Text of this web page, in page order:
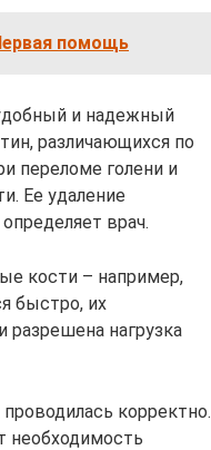
помощь
и надежный
различающихся по
переломе голени и
Ее удаление
врач.
кости – например,
быстро, их
нагрузка
корректно.
необходимость